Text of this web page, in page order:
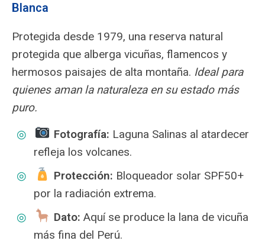
Blanca
Protegida desde 1979, una reserva natural
protegida que alberga vicuñas, flamencos y
hermosos paisajes de alta montaña. Ideal para
quienes aman la naturaleza en su estado más
puro.
Fotografía: Laguna Salinas al atardecer
refleja los volcanes.
Protección: Bloqueador solar SPF50+
por la radiación extrema.
Dato: Aquí se produce la lana de vicuña
más fina del Perú.